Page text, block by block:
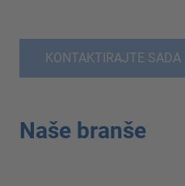
KONTAKTIRAJTE SADA
Naše branše